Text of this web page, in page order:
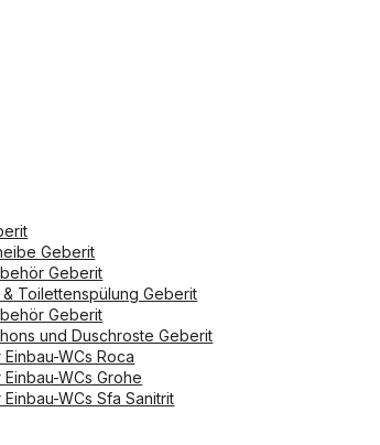
Geberit
Geberit
Toilettenspülung Geberit
Geberit
und Duschroste Geberit
Einbau-WCs Roca
Einbau-WCs Grohe
Einbau-WCs Sfa Sanitrit